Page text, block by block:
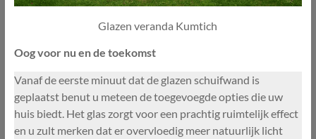
Glazen veranda Kumtich
Oog voor nu en de toekomst
Vanaf de eerste minuut dat de glazen schuifwand is
geplaatst benut u meteen de toegevoegde opties die uw
huis biedt. Het glas zorgt voor een prachtig ruimtelijk effect
en u zult merken dat er overvloedig meer natuurlijk licht